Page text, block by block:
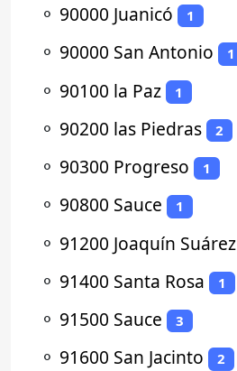
⚬ 90000 Juanicó 1
⚬ 90000 San Antonio 1
⚬ 90100 la Paz 1
⚬ 90200 las Piedras 2
⚬ 90300 Progreso 1
⚬ 90800 Sauce 1
⚬ 91200 Joaquín Suárez
⚬ 91400 Santa Rosa 1
⚬ 91500 Sauce 3
⚬ 91600 San Jacinto 2